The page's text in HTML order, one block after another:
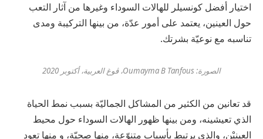
اختيار أفضل كونسيلر للهالات السوداء وغيرها من آثار التعب
حول العينين، يعتمد على أمور عدّة، من بينها التركيبة ومدى
تناسبه مع نوعيّة بشرتك.
الصورة: Oumayma B Tanfous، ڤوغ العربية، أكتوبر 2020
قد تعانين من الكثير من المشاكل الجماليّة بسبب نمط الحياة
الذي تعيشينه، ومن بينها ظهور الهالات السوداء حول محيط
العينيْن، والذي يرتبط بأسباب متنوّعة، منها صحيّة، و منها تعود